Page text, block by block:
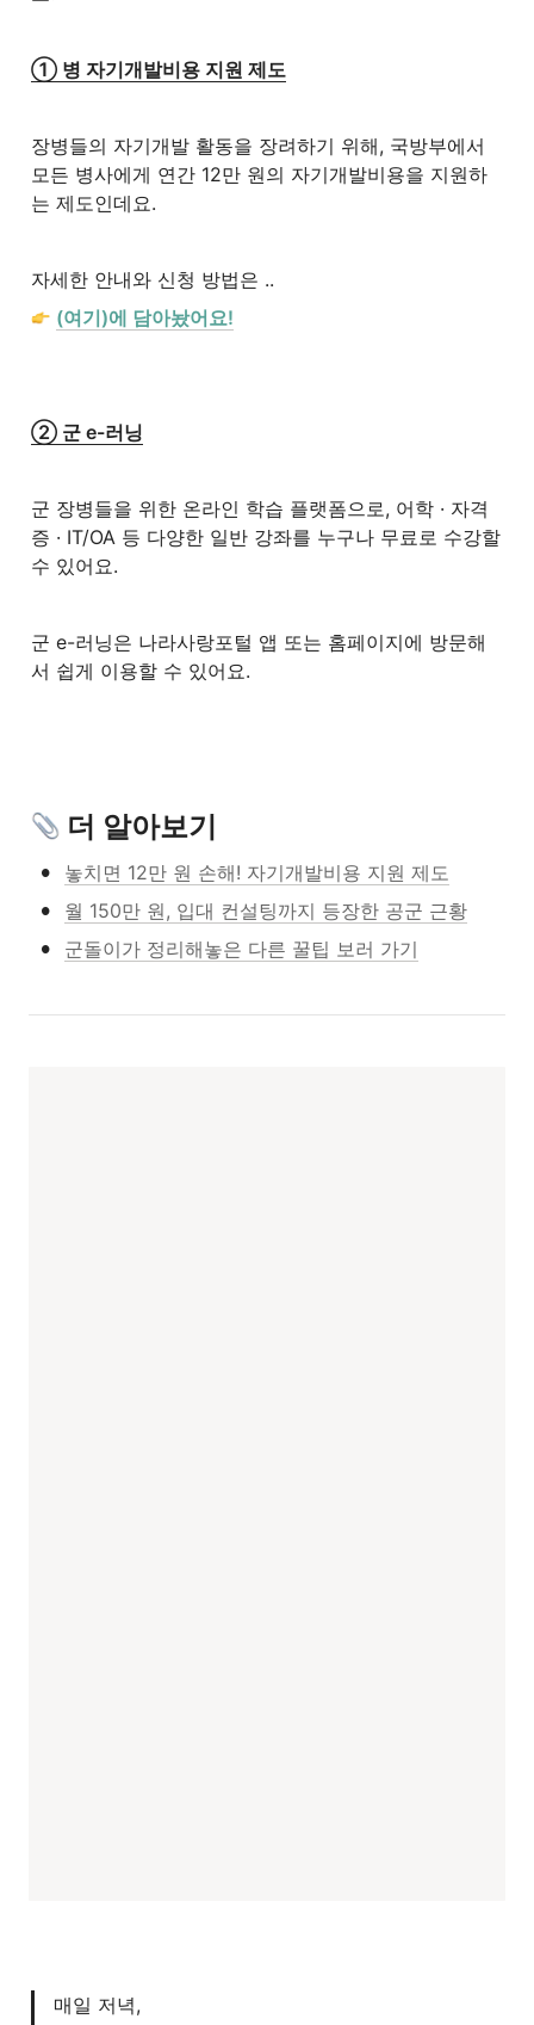
① 병 자기개발비용 지원 제도
장병들의 자기개발 활동을 장려하기 위해, 국방부에서
모든 병사에게 연간 12만 원의 자기개발비용을 지원하
는 제도인데요.
자세한 안내와 신청 방법은 ..
(여기)에 담아놨어요!
② 군 e-러닝
군 장병들을 위한 온라인 학습 플랫폼으로, 어학 · 자격
증 · IT/OA 등 다양한 일반 강좌를 누구나 무료로 수강할
수 있어요.
군 e-러닝은 나라사랑포털 앱 또는 홈페이지에 방문해
서 쉽게 이용할 수 있어요.
더 알아보기
• 놓치면 12만 원 손해! 자기개발비용 지원 제도
• 월 150만 원, 입대 컨설팅까지 등장한 공군 근황
• 군돌이가 정리해놓은 다른 꿀팁 보러 가기
매일 저녁,